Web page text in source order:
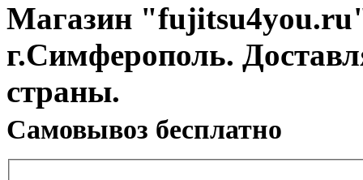
Магазин
г.Симферополь.
страны.
Cамовывоз бесплатно